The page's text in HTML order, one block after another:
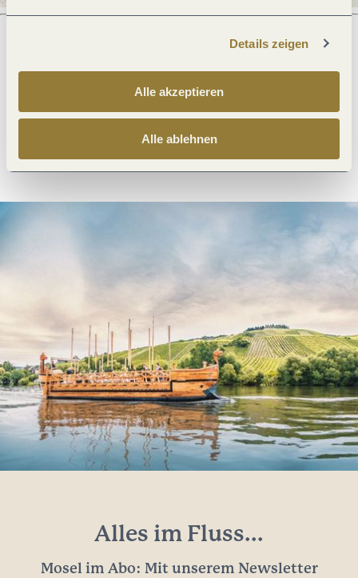
Details zeigen
Alle akzeptieren
Alle ablehnen
Was möchtest du als nächstes tun?
Alles im Fluss...
Mosel im Abo: Mit unserem Newsletter